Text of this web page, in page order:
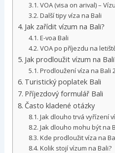
VOA (visa on arival) –
Další tipy víza na Bali
Jak zařídit vízum na Bali?
E-voa Bali
VOA po příjezdu na
Jak prodloužit vízum na
Prodloužení víza na Bali
Turistický poplatek Bali
Příjezdový formulář Bali
Často kladené otázky
Jak dlouho trvá vyřízení
Jak dlouho mohu být na
Kde prodloužit víza na
Kolik stojí vízum na Bali?